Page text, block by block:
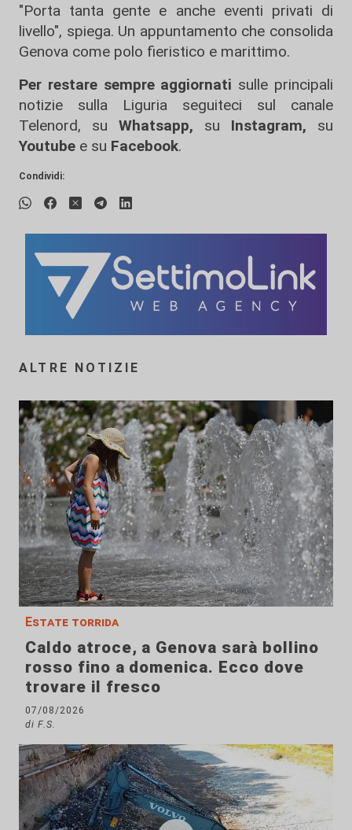
"Porta tanta gente e anche eventi privati di
livello", spiega. Un appuntamento che consolida
Genova come polo fieristico e marittimo.
Per restare sempre aggiornati sulle principali
notizie sulla Liguria seguiteci sul canale
Telenord, su
Whatsapp, su Instagram, su
Youtube e su Facebook.
Condividi:
ALTRE NOTIZIE
Estate torrida
Caldo atroce, a Genova sarà bollino
rosso fino a domenica. Ecco dove
trovare il fresco
07/08/2026
di F.S.